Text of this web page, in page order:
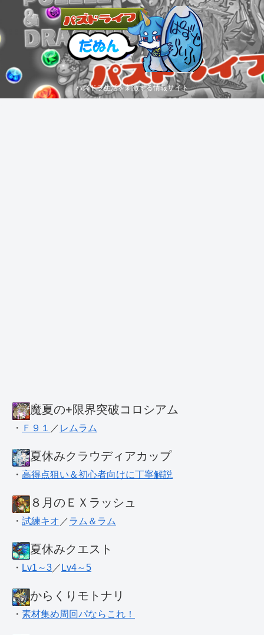
パズドラ生活を刺激する情報サイト
魔夏の+限界突破コロシアム
・ Ｆ９１ ／ レムラム
夏休みクラウディアカップ
・ 高得点狙い＆初心者向けに丁寧解説
８月のＥＸラッシュ
・ 試練キオ ／ラム＆ラム
夏休みクエスト
・ Lv1～3 ／ Lv4～5
からくりモトナリ
・ 素材集め周回パならこれ！